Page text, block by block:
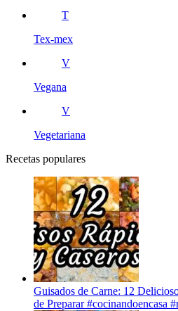
T
Tex-mex
V
Vegana
V
Vegetariana
Recetas populares
Guisados de Carne: 12
de Preparar #cocinandoencasa